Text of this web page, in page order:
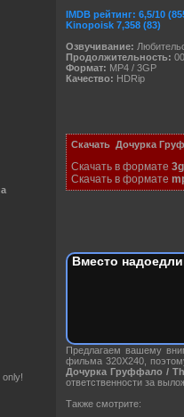
IMDB рейтинг: 6,5/10
Kinopoisk 7,358 (83)
Озвучивание:
Продолжительность:
Формат: MP4 / 3GP
Качество: HDRip
СкачатьДочурка
Скачать в формате
Скачать в формате
Вместо
Предлагаем вашему
фильма 320X240,
Дочурка Груффало /
ответственности за
Также смотрите: